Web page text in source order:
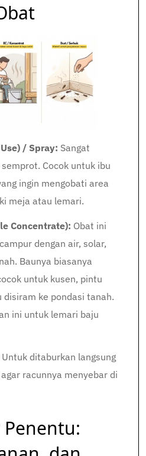
/ Spray: Sangat
Cocok untuk ibu
ingin mengobati area
meja atau lemari.
Concentrate): Obat ini
dengan air, solar,
Baunya biasanya
untuk kusen, pintu
disiram ke pondasi tanah.
ini untuk lemari baju
Untuk ditaburkan langsung
racunnya menyebar di